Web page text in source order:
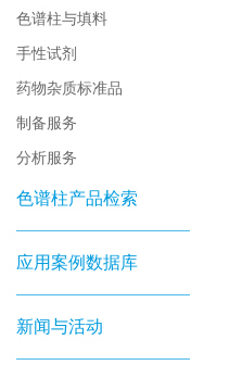
色谱柱与填料
手性试剂
药物杂质标准品
制备服务
分析服务
色谱柱产品检索
应用案例数据库
新闻与活动